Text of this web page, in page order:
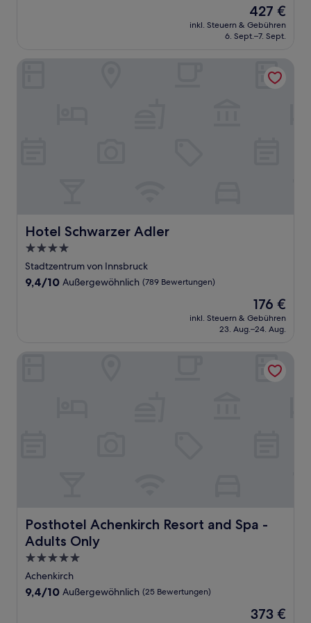
Der
Preis
beträgt
427 €
inkl. Steuern & Gebühren
6. Sept.–7. Sept.
Hotel Schwarzer Adler
Hotel Schwarzer Adler
4.0-
Sterne-
Unterkunft
Stadtzentrum von Innsbruck
9.4
9,4/10 Außergewöhnlich (789 Bewertungen)
Der
Preis
beträgt
176 €
inkl. Steuern & Gebühren
23. Aug.–24. Aug.
Posthotel Achenkirch Resort and Spa -
Adults Only
Posthotel Achenkirch Resort and Spa - Adults Only
5.0-
Sterne-
Unterkunft
Achenkirch
9.4
9,4/10 Außergewöhnlich (25 Bewertungen)
Der
373 €
Posthotel Achenkirch Resort and Spa - Adults Only